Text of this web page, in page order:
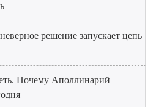
решение запускает цепь
Почему Аполлинарий